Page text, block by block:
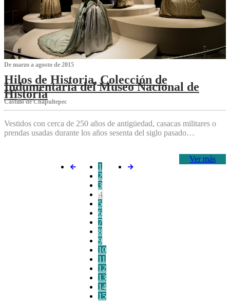
De marzo a agosto de 2015
Hilos de Historia, Colección de
Indumentaria del Museo Nacional de
Historia
Castillo de Chapultepec
Vestidos con cerca de 250 años de antigüedad, casacas militares o
prendas usadas durante los años sesenta del siglo pasado…
Ver más
1
2
3
4
5
6
7
8
9
10
11
12
13
14
15